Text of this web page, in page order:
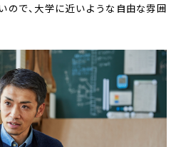
ので、大学に近いような自由な雰囲